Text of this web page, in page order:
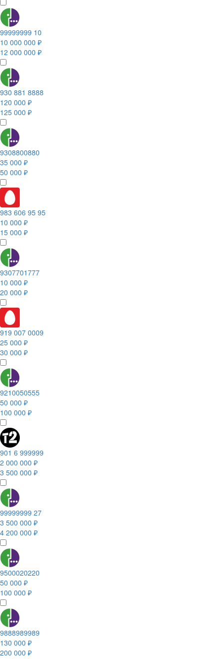
99999999 10
10 000 000 ₽
12 000 000 ₽
930 881 8888
120 000 ₽
125 000 ₽
9308800880
35 000 ₽
50 000 ₽
983 606 95 95
10 000 ₽
15 000 ₽
9307701777
10 000 ₽
20 000 ₽
919 007 0009
25 000 ₽
30 000 ₽
9210050555
50 000 ₽
100 000 ₽
901 6 999999
2 000 000 ₽
3 500 000 ₽
99999999 27
3 500 000 ₽
4 200 000 ₽
9500020220
50 000 ₽
100 000 ₽
9888989989
130 000 ₽
200 000 ₽